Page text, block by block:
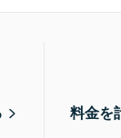
料金を